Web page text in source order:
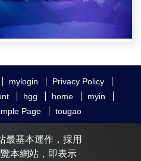
mylogin
Privacy Policy
hgg home
myin
Page tougao
電視
神韻藝術團
黨服務中心 明慧網
最基本運作，採用
本網站，即表示